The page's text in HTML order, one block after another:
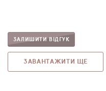
ЗАЛИШИТИ ВІДГУК
ЗАВАНТАЖИТИ ЩЕ